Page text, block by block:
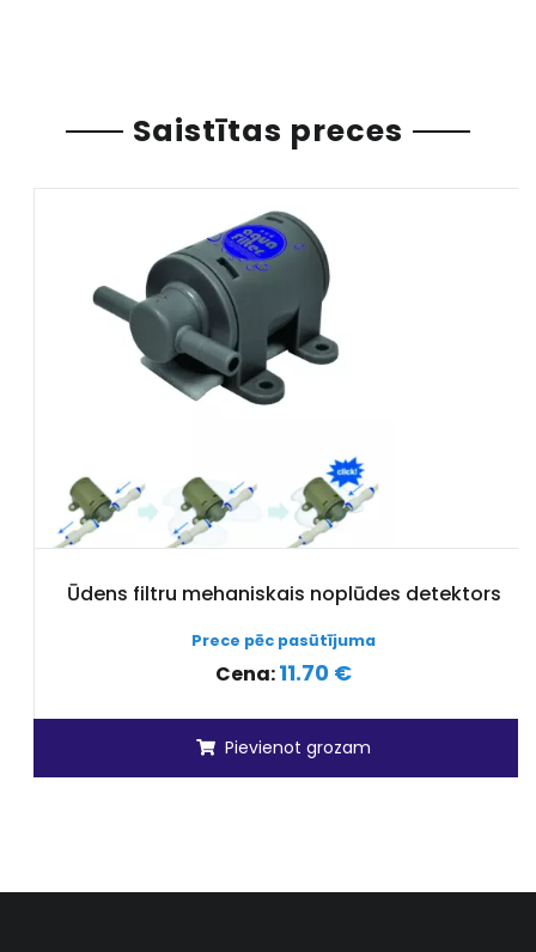
Saistītas preces
Ūdens filtru mehaniskais noplūdes detektors
Prece pēc pasūtījuma
Cena:11.70 €
Pievienot grozam